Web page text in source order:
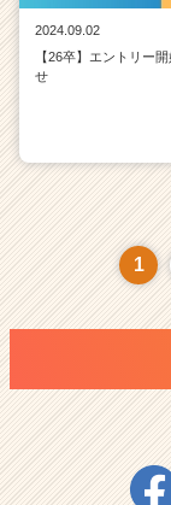
2024.09.02
【26卒】エントリー
せ
1